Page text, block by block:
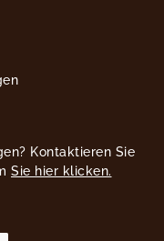
Kontaktieren Sie
Sie hier klicken.